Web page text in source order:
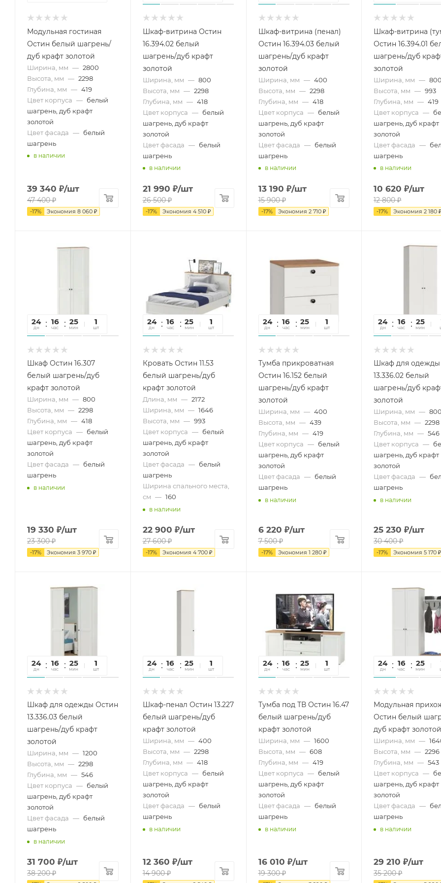
Модульная гостиная
Остин белый шагрень/
дуб крафт золотой
Ширина, мм — 2800
Высота, мм — 2298
Глубина, мм — 419
Цвет корпуса — белый
шагрень, дуб крафт
золотой
Цвет фасада — белый
шагрень
в наличии
39 340 ₽/шт
47 400₽
-17% Экономия 8 060 ₽
Шкаф-витрина Остин
16.394.02 белый
шагрень/дуб крафт
золотой
Ширина, мм — 800
Высота, мм — 2298
Глубина, мм — 418
Цвет корпуса — белый
шагрень, дуб крафт
золотой
Цвет фасада — белый
шагрень
в наличии
21 990 ₽/шт
26 500₽
-17% Экономия 4 510₽
Шкаф-витрина (пенал)
Остин 16.394.03 белый
шагрень/дуб крафт
золотой
Ширина, мм — 400
Высота, мм — 2298
Глубина, мм — 418
Цвет корпуса — белый
шагрень, дуб крафт
золотой
Цвет фасада — белый
шагрень
в наличии
13 190 ₽/шт
15 900₽
-17% Экономия 2 710₽
Шкаф-витрина
Остин 16.394.01
шагрень/дуб
золотой
Ширина, мм — 800
Высота, мм — 993
Глубина, мм — 419
Цвет корпуса —
шагрень, дуб крафт
золотой
Цвет фасада —
шагрень
в наличии
10 620 ₽/шт
12 800₽
-17% Экономия 2 180 ₽
24
дн
16
час
25
мин
47
сек
1
шт
Шкаф Остин 16.307
белый шагрень/дуб
крафт золотой
Ширина, мм — 800
Высота, мм — 2298
Глубина, мм — 418
Цвет корпуса — белый
шагрень, дуб крафт
золотой
Цвет фасада — белый
шагрень
в наличии
19 330 ₽/шт
23 300₽
-17% Экономия 3 970 ₽
24
дн
16
час
25
мин
47
сек
1
шт
Кровать Остин 11.53
белый шагрень/дуб
крафт золотой
Длина, мм — 2172
Ширина, мм — 1646
Высота, мм — 993
Цвет корпуса — белый
шагрень, дуб крафт
золотой
Цвет фасада — белый
шагрень
Ширина спального места,
см — 160
в наличии
22 900 ₽/шт
27 600₽
-17% Экономия 4 700₽
24
дн
16
час
25
мин
47
сек
1
шт
Тумба прикроватная
Остин 16.152 белый
шагрень/дуб крафт
золотой
Ширина, мм — 400
Высота, мм — 439
Глубина, мм — 419
Цвет корпуса — белый
шагрень, дуб крафт
золотой
Цвет фасада — белый
шагрень
в наличии
6 220 ₽/шт
7 500₽
-17% Экономия 1 280₽
24
дн
16
час
25
мин
Шкаф для одежды
13.336.02 белый
шагрень/дуб
золотой
Ширина, мм — 800
Высота, мм — 2298
Глубина, мм — 546
Цвет корпуса —
шагрень, дуб крафт
золотой
Цвет фасада —
шагрень
в наличии
25 230 ₽/шт
30 400₽
-17% Экономия 5 170 ₽
24
дн
16
час
25
мин
47
сек
1
шт
Шкаф для одежды Остин
13.336.03 белый
шагрень/дуб крафт
золотой
Ширина, мм — 1200
Высота, мм — 2298
Глубина, мм — 546
Цвет корпуса — белый
шагрень, дуб крафт
золотой
Цвет фасада — белый
шагрень
в наличии
31 700 ₽/шт
38 200₽
24
дн
16
час
25
мин
47
сек
1
шт
Шкаф-пенал Остин 13.227
белый шагрень/дуб
крафт золотой
Ширина, мм — 400
Высота, мм — 2298
Глубина, мм — 418
Цвет корпуса — белый
шагрень, дуб крафт
золотой
Цвет фасада — белый
шагрень
в наличии
12 360 ₽/шт
14 900₽
24
дн
16
час
25
мин
47
сек
1
шт
Тумба под ТВ Остин 16.47
белый шагрень/дуб
крафт золотой
Ширина, мм — 1600
Высота, мм — 608
Глубина, мм — 419
Цвет корпуса — белый
шагрень, дуб крафт
золотой
Цвет фасада — белый
шагрень
в наличии
16 010 ₽/шт
19 300₽
24
дн
16
час
25
мин
Модульная
Остин белый
дуб крафт золотой
Ширина, мм —
Высота, мм — 2296
Глубина, мм — 543
Цвет корпуса —
шагрень, дуб крафт
золотой
Цвет фасада —
шагрень
в наличии
29 210 ₽/шт
35 200₽